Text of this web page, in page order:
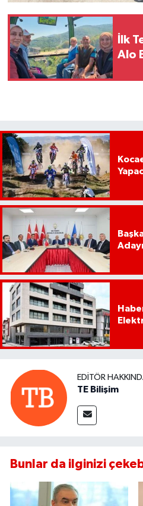
İlk
Alo
EDITÖR
TE Bilişim
Bunlar da ilginizi